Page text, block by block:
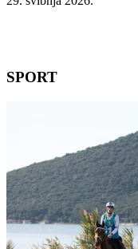
SPORT